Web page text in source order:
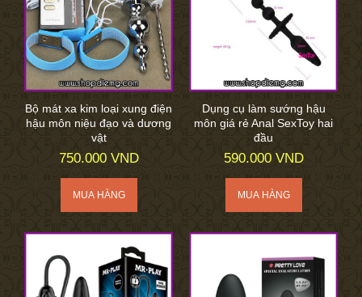
Bộ mát xa kim loại xung điện
hậu môn niệu đạo và dương
vật
750.000 VND
Dụng cụ làm sướng hậu
môn giá rẻ Anal SexToy hai
đầu
590.000 VND